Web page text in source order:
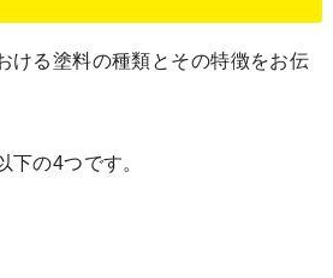
ける塗料の種類とその特徴をお伝
下の4つです。